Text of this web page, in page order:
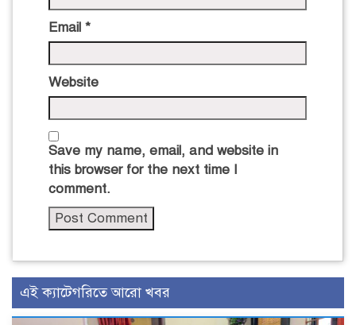
Email *
Website
Save my name, email, and website in
this browser for the next time I
comment.
এই ক্যাটেগরিতে আরো খবর